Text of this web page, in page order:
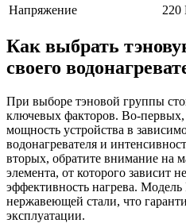
Напряжение
220
Как выбрать
своего
При выборе тэновой группы
ключевых факторов. Во-
мощность устройства в
водонагревателя и
вторых, обратите внимание на
элемента, от которого зависит
эффективность нагрева.
нержавеющей стали, что
эксплуатации.